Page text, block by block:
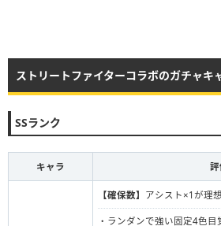
ストリートファイターコラボのガチャキ
SSランク
キャラ 評
【確保数】 アシスト×1が理想
・ランダンで強い固定4色目